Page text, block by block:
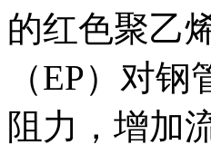
的红色聚乙
（EP）对
阻力，增加